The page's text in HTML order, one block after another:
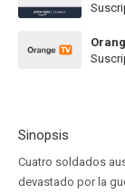
Sinopsis
Cuatro soldados
devastado por la